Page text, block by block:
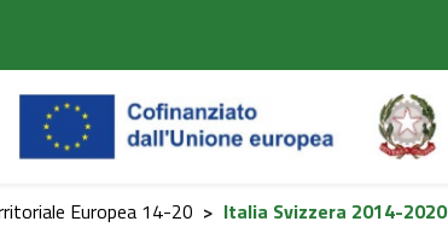
Europea 14-20 > Italia Svizzera 2014-2020